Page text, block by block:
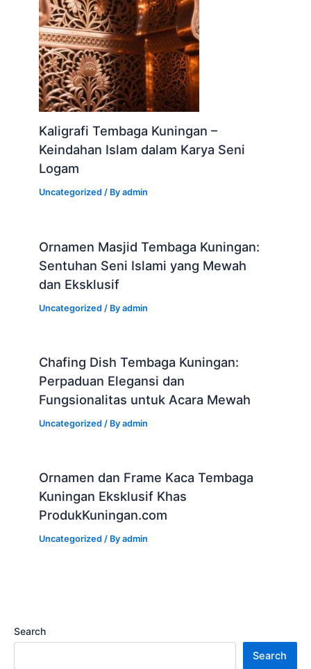
Kaligrafi Tembaga Kuningan –
Keindahan Islam dalam Karya Seni
Logam
Uncategorized / Byadmin
Ornamen Masjid Tembaga Kuningan:
Sentuhan Seni Islami yang Mewah
dan Eksklusif
Uncategorized / Byadmin
Chafing Dish Tembaga Kuningan:
Perpaduan Elegansi dan
Fungsionalitas untuk Acara Mewah
Uncategorized / Byadmin
Ornamen dan Frame Kaca Tembaga
Kuningan Eksklusif Khas
ProdukKuningan.com
Uncategorized / Byadmin
Search
Search